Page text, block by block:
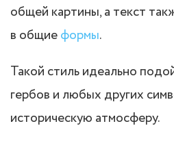
общей картины, а текст
в общиеформы.
Такой стиль идеально
гербов и любых других
историческую атмосферу.